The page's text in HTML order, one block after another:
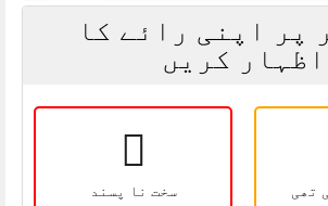
پر اپنی رائے کا
اظہار کریں
سخت نا پسند تھی